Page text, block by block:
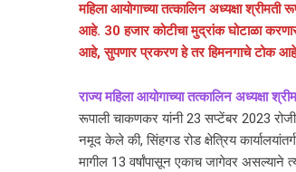
महिला आयोगाच्या तत्कालिन अध्यक्षा
आहे. 30 हजार कोटीचा मुद्रांक घोटाळा
आहे, सुपणार प्रकरण हे तर हिमनगाचे टोक
राज्य महिला आयोगाच्या तत्कालिन अध्यक्षा
रूपाली चाकणकर यांनी 23 सप्टेंबर 2023
नमूद केले की, सिंहगड रोड क्षेत्रिय
मागील 13 वर्षांपासून एकाच जागेवर असल्याने